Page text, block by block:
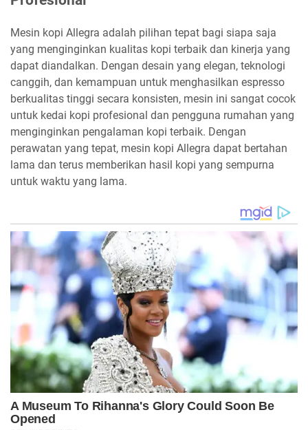
Mesin kopi Allegra adalah pilihan tepat bagi siapa saja
yang menginginkan kualitas kopi terbaik dan kinerja yang
dapat diandalkan. Dengan desain yang elegan, teknologi
canggih, dan kemampuan untuk menghasilkan espresso
berkualitas tinggi secara konsisten, mesin ini sangat cocok
untuk kedai kopi profesional dan pengguna rumahan yang
menginginkan pengalaman kopi terbaik. Dengan
perawatan yang tepat, mesin kopi Allegra dapat bertahan
lama dan terus memberikan hasil kopi yang sempurna
untuk waktu yang lama.